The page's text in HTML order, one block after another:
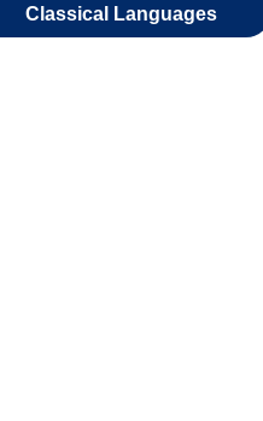
Classical Languages